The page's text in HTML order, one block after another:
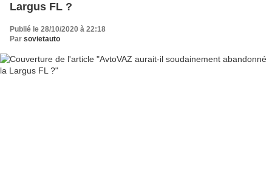
Largus FL ?
Publié le 28/10/2020 à 22:18
Par sovietauto